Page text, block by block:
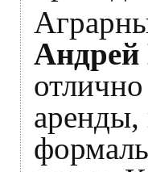
Андрей
аренды,